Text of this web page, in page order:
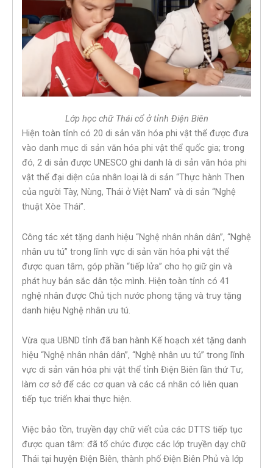
Lớp học chữ Thái cổ ở tỉnh Điện Biên
Hiện toàn tỉnh có 20 di sản văn hóa phi vật thể được đưa
vào danh mục di sản văn hóa phi vật thể quốc gia; trong
đó, 2 di sản được UNESCO ghi danh là di sản văn hóa phi
vật thể đại diện của nhân loại là di sản “Thực hành Then
của người Tày, Nùng, Thái ở Việt Nam” và di sản “Nghệ
thuật Xòe Thái”.
Công tác xét tặng danh hiệu “Nghệ nhân nhân dân”, “Nghệ
nhân ưu tú” trong lĩnh vực di sản văn hóa phi vật thể
được quan tâm, góp phần “tiếp lửa” cho họ giữ gìn và
phát huy bản sắc dân tộc mình. Hiện toàn tỉnh có 41
nghệ nhân được Chủ tịch nước phong tặng và truy tặng
danh hiệu Nghệ nhân ưu tú.
Vừa qua UBND tỉnh đã ban hành Kế hoạch xét tặng danh
hiệu “Nghệ nhân nhân dân”, “Nghệ nhân ưu tú” trong lĩnh
vực di sản văn hóa phi vật thể tỉnh Điện Biên lần thứ Tư,
làm cơ sở để các cơ quan và các cá nhân có liên quan
tiếp tục triển khai thực hiện.
Việc bảo tồn, truyền dạy chữ viết của các DTTS tiếp tục
được quan tâm: đã tổ chức được các lớp truyền dạy chữ
Thái tại huyện Điện Biên, thành phố Điện Biên Phủ và lớp